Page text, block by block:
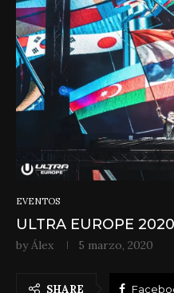
EVENTOS
ULTRA EUROPE
byÁlex 5 marzo, 2020
SHARE